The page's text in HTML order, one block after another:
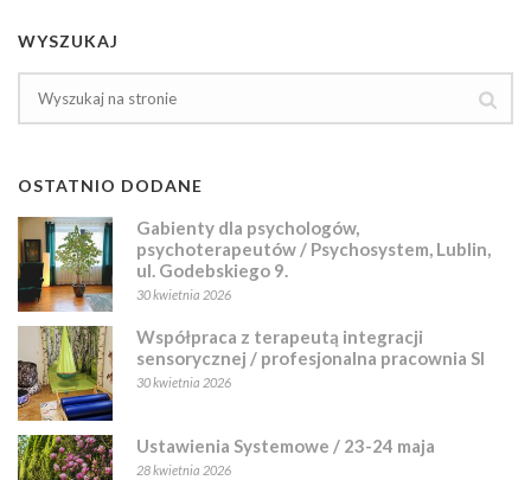
WYSZUKAJ
OSTATNIO DODANE
Gabienty dla psychologów,
psychoterapeutów / Psychosystem, Lublin,
ul. Godebskiego 9.
30 kwietnia 2026
Współpraca z terapeutą integracji
sensorycznej / profesjonalna pracownia SI
30 kwietnia 2026
Ustawienia Systemowe / 23-24 maja
28 kwietnia 2026